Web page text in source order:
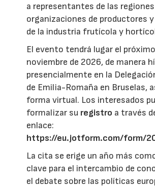
a representantes de las
organizaciones de productores
de la industria frutícola y
El evento tendrá lugar el
noviembre de 2026, de manera
presencialmente en la
de Emilia-Romaña en Bruselas,
forma virtual. Los interesados
formalizar su registro a través
enlace:
https://eu.jotform.com/form/
La cita se erige un año más
clave para el intercambio de
el debate sobre las políticas